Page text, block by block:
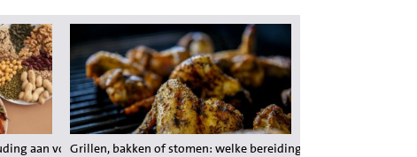
aan voedingsstoffen tijdens het afvallen
Grillen, bakken of stomen: welke bereiding behoudt de meeste